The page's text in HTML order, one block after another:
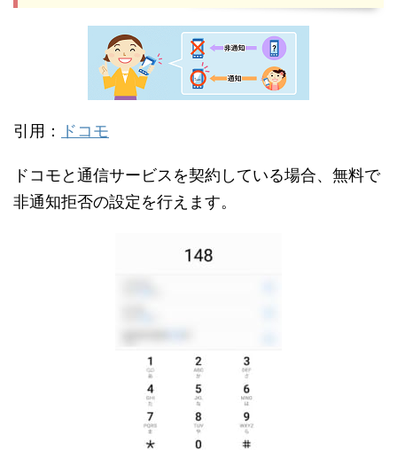
引用： ドコモ
ドコモと通信サービスを契約している場合、無料で
非通知拒否の設定を行えます。